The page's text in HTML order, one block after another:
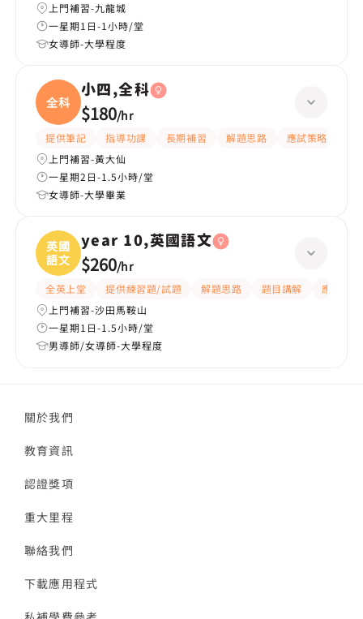
上門補習-九龍城
一星期1日-1小時/堂
女導師-大學程度
全科
小四,全科
$180/hr
提供筆記 指導功課 長期補習 解題思路 應試策略
上門補習-黃大仙
一星期2日-1.5小時/堂
女導師-大學畢業
英國
語文
year 10,英國語文
$260/hr
全英上堂 提供練習題/試題 解題思路 題目講解
應試策略
上門補習-沙田馬鞍山
一星期1日-1.5小時/堂
男導師/女導師-大學程度
關於我們
教育資訊
認證獎項
重大里程
聯絡我們
下載應用程式